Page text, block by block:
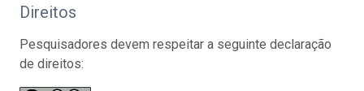
Direitos
Pesquisadores devem respeitar a seguinte declaração
de direitos: